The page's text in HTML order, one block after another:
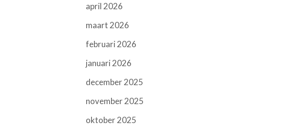
april 2026
maart 2026
februari 2026
januari 2026
december 2025
november 2025
oktober 2025